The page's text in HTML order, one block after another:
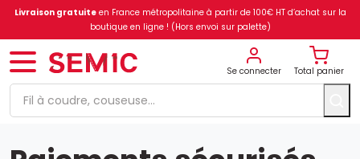
Livraison gratuiteen France métropolitaine à partir de 100€ HT d’achat sur la
boutique en ligne ! (Hors envoi sur palette)
Se connecter Total panier